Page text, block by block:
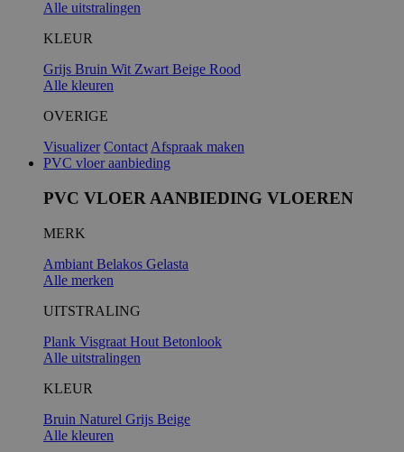
Alle uitstralingen
KLEUR
Grijs Bruin Wit Zwart Beige Rood
Alle kleuren
OVERIGE
Visualizer Contact Afspraak maken
PVC vloer aanbieding
PVC VLOER AANBIEDING VLOEREN
MERK
Ambiant Belakos Gelasta
Alle merken
UITSTRALING
Plank Visgraat Hout Betonlook
Alle uitstralingen
KLEUR
Bruin Naturel Grijs Beige
Alle kleuren